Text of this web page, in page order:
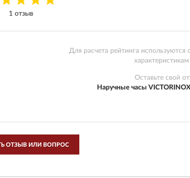
1 отзыв
Для расчета рейтинга
Оставьте свой
Наручные часы
ОТЗЫВ ИЛИ ВОПРОС